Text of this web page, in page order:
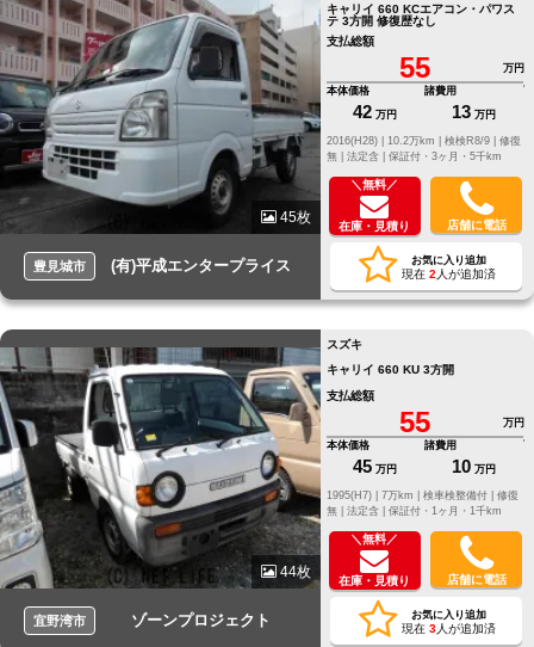
45枚
豊見城市 (有)平成エンタープライス
キャリイ 660 KCエアコン・パワス
テ 3方開 修復歴なし
支払総額
55
万円
本体価格
42 万円
諸費用
13 万円
修復
無 | 法定含 | 保証付・3ヶ月・5千km
＼無料／
在庫・見積り 店舗に電話
お気に入り追加
現在 2 人が追加済
44枚
宜野湾市 ゾーンプロジェクト
スズキ
キャリイ 660 KU 3方開
支払総額
55
万円
本体価格
45 万円
諸費用
10 万円
修復
無 | 法定含 | 保証付・1ヶ月・1千km
＼無料／
在庫・見積り 店舗に電話
お気に入り追加
現在 3人が追加済